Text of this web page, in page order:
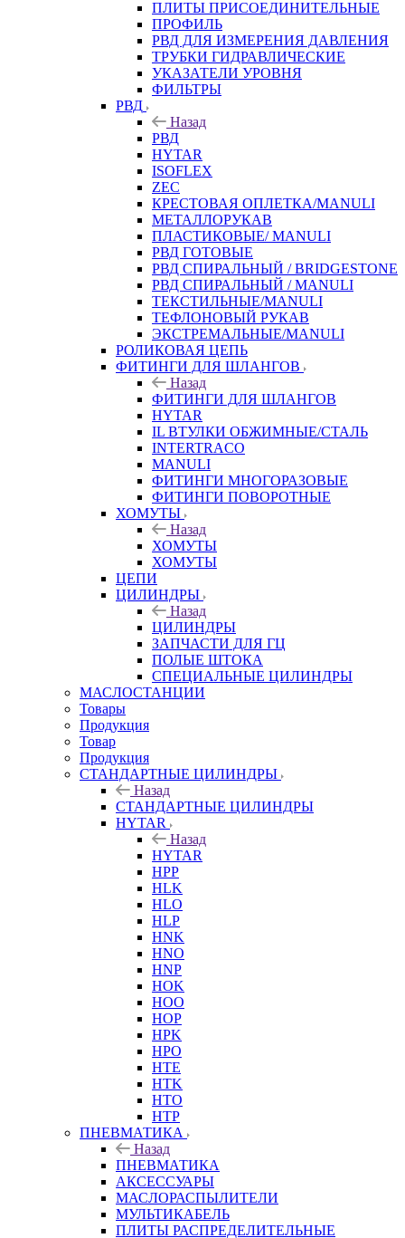
ПЛИТЫ ПРИСОЕДИНИТЕЛЬНЫЕ
ПРОФИЛЬ
РВД ДЛЯ ИЗМЕРЕНИЯ ДАВЛЕНИЯ
ТРУБКИ ГИДРАВЛИЧЕСКИЕ
УКАЗАТЕЛИ УРОВНЯ
ФИЛЬТРЫ
РВД
Назад
РВД
HYTAR
ISOFLEX
ZEC
КРЕСТОВАЯ ОПЛЕТКА/MANULI
МЕТАЛЛОРУКАВ
ПЛАСТИКОВЫЕ/ MANULI
РВД ГОТОВЫЕ
РВД СПИРАЛЬНЫЙ / BRIDGESTONE
РВД СПИРАЛЬНЫЙ / MANULI
ТЕКСТИЛЬНЫЕ/MANULI
ТЕФЛОНОВЫЙ РУКАВ
ЭКСТРЕМАЛЬНЫЕ/MANULI
РОЛИКОВАЯ ЦЕПЬ
ФИТИНГИ ДЛЯ ШЛАНГОВ
Назад
ФИТИНГИ ДЛЯ ШЛАНГОВ
HYTAR
IL ВТУЛКИ ОБЖИМНЫЕ/СТАЛЬ
INTERTRACO
MANULI
ФИТИНГИ МНОГОРАЗОВЫЕ
ФИТИНГИ ПОВОРОТНЫЕ
ХОМУТЫ
Назад
ХОМУТЫ
ХОМУТЫ
ЦЕПИ
ЦИЛИНДРЫ
Назад
ЦИЛИНДРЫ
ЗАПЧАСТИ ДЛЯ ГЦ
ПОЛЫЕ ШТОКА
СПЕЦИАЛЬНЫЕ ЦИЛИНДРЫ
МАСЛОСТАНЦИИ
Товары
Продукция
Товар
Продукция
СТАНДАРТНЫЕ ЦИЛИНДРЫ
Назад
СТАНДАРТНЫЕ ЦИЛИНДРЫ
HYTAR
Назад
HYTAR
HPP
HLK
HLO
HLP
HNK
HNO
HNP
HOK
HOO
HOP
HPK
HPO
HTE
HTK
HTO
HTP
ПНЕВМАТИКА
Назад
ПНЕВМАТИКА
АКСЕССУАРЫ
МАСЛОРАСПЫЛИТЕЛИ
МУЛЬТИКАБЕЛЬ
ПЛИТЫ РАСПРЕДЕЛИТЕЛЬНЫЕ